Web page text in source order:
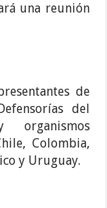
una reunión
de
del
organismos
Colombia,
y Uruguay.